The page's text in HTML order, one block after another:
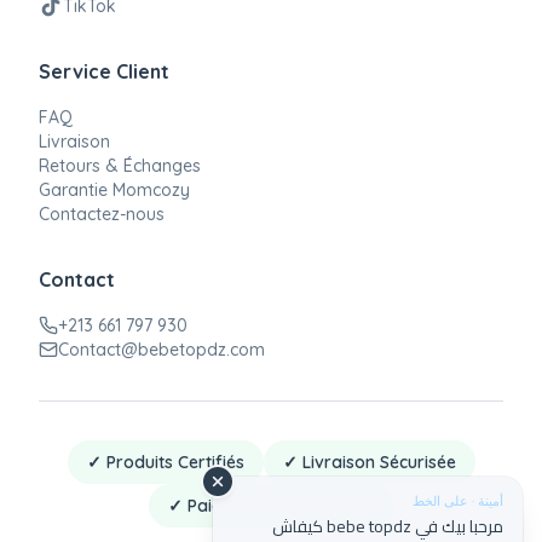
أمينة · على الخط
مرحبا بيك في bebe topdz كيفاش
TikTok
Service Client
FAQ
Livraison
Retours & Échanges
Garantie Momcozy
Contactez-nous
Contact
+213 661 797 930
Contact@bebetopdz.com
✓ Produits Certifiés
✓ Livraison Sécurisée
✓ Paiement à la Livraison